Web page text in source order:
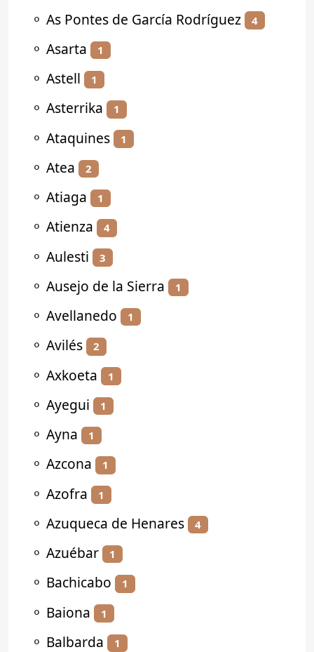
⚬ As Pontes de García Rodríguez 4
⚬ Asarta 1
⚬ Astell 1
⚬ Asterrika 1
⚬ Ataquines 1
⚬ Atea 2
⚬ Atiaga 1
⚬ Atienza 4
⚬ Aulesti 3
⚬ Ausejo de la Sierra 1
⚬ Avellanedo 1
⚬ Avilés 2
⚬ Axkoeta 1
⚬ Ayegui 1
⚬ Ayna 1
⚬ Azcona 1
⚬ Azofra 1
⚬ Azuqueca de Henares 4
⚬ Azuébar 1
⚬ Bachicabo 1
⚬ Baiona 1
⚬ Balbarda 1